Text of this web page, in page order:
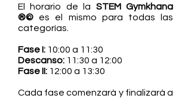
El horario de la STEM Gymkhana
®©
es el mismo para todas las
categorías.
Fase I: 10:00 a 11:30
Descanso: 11:30 a 12:00
Fase II: 12:00 a 13:30
Cada fase comenzará y finalizará a